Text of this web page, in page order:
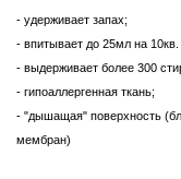
- удерживает запах;
- впитывает до 25мл на
- выдерживает более 300
- гипоаллергенная ткань;
- "дышащая" поверхность
мембран)